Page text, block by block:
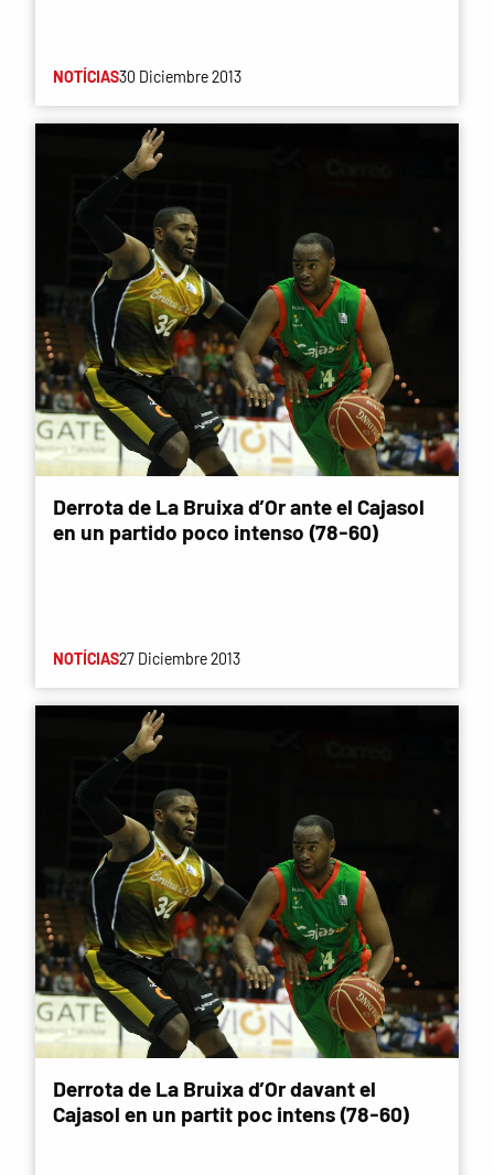
NOTÍCIAS30 Diciembre 2013
Derrota de La Bruixa d’Or ante el Cajasol
en un partido poco intenso (78-60)
NOTÍCIAS27 Diciembre 2013
Derrota de La Bruixa d’Or davant el
Cajasol en un partit poc intens (78-60)